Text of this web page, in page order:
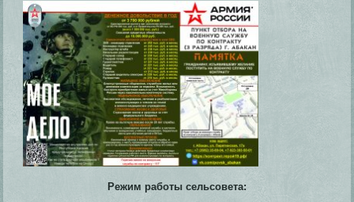
Режим работы сельсовета: